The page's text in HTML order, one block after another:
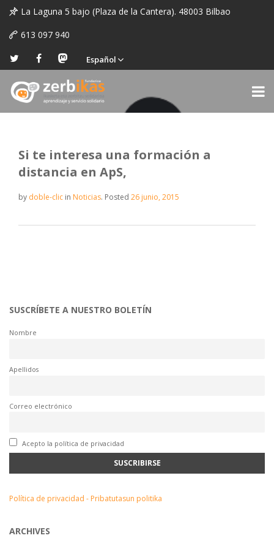
La Laguna 5 bajo (Plaza de la Cantera). 48003 Bilbao
613 097 940
Español
Si te interesa una formación a
distancia en ApS,
by doble-clic in Noticias. Posted 26 junio, 2015
SUSCRÍBETE A NUESTRO BOLETÍN
Nombre
Apellidos
Correo electrónico
Acepto la política de privacidad
Política de privacidad - Pribatutasun politika
ARCHIVES